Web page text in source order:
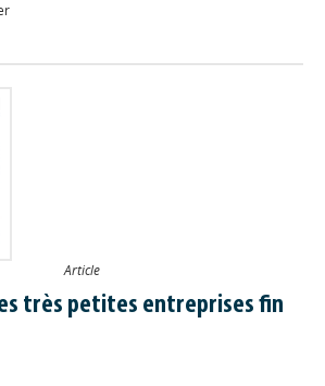
Article
très petites entreprises fin